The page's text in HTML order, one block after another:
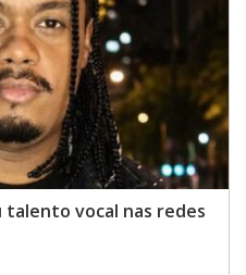
talento vocal nas redes